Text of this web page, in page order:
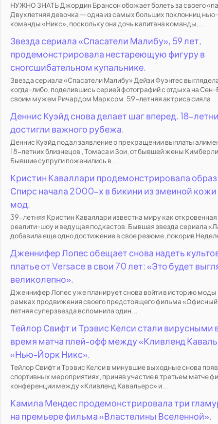
НУЖНО ЗНАТЬ Джордин Брансон обожает болеть за своего
Двухлетняя девочка — одна из самых больших поклонниц
команды «Никс», поскольку она дочь капитана команды,...
Звезда сериала «Спасатели Малибу», 59 лет,
продемонстрировала нестареющую фигуру в
сногсшибательном купальнике.
Звезда сериала «Спасатели Малибу» Дейзи Фуэнтес
когда-либо, поделившись серией фотографий с отдыха на
своим мужем Ричардом Марксом. 59-летняя актриса сияла...
Деннис Куэйд снова делает шаг вперед. 18-
достигли важного рубежа.
Деннис Куэйд подал заявление о прекращении выплаты
18-летних близнецов , Томаса и Зои, от бывшей жены
Бывшие супруги поженились в...
Кристин Каваллари продемонстрировала
Спирс начала 2000-х в бикини из змеиной кожи
мод.
39-летняя Кристин Каваллари известна миру как откровенная
реалити-шоу и ведущая подкастов. Бывшая звезда сериала
добавила еще одно достижение в свое резюме, покорив
Дженнифер Лопес обещает снова надеть
платье от Versace в свои 70 лет: «Это будет
великолепно».
Дженнифер Лопес уже планирует снова войти в историю
рамках продвижения своего предстоящего фильма
летняя суперзвезда вспомнила один...
Тейлор Свифт и Трэвис Келси стали вирусными
время матча плей-офф между «Кливленд
«Нью-Йорк Никс».
Тейлор Свифт и Трэвис Келси в минувшие выходные снова
спортивных мероприятиях, приняв участие в третьем матче
конференции между «Кливленд Кавальерс» и...
Камила Мендес продемонстрировала три
на премьере фильма «Властелины Вселенной».